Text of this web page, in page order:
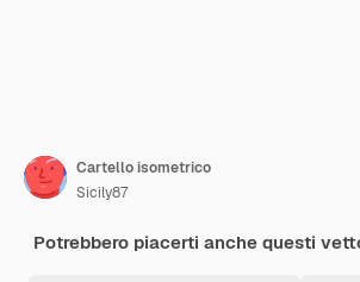
Cartello isometrico
Sicily87
Potrebbero piacerti anche questi